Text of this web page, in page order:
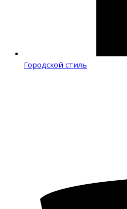
Городской стиль